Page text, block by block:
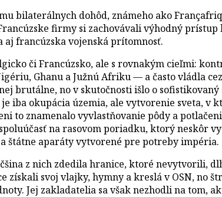
bilaterálnych dohôd, známeho ako
firmy si zachovávali výhodný
francúzska vojenská prítomnosť.
či Francúzsko, ale s rovnakým cieľmi:
Ghanu a Južnú Afriku — a často vládla
brutálne, no v skutočnosti išlo o
iba okupácia územia, ale vytvorenie sveta, v
to znamenalo vyvlastňovanie pôdy a
na rasovom poriadku, ktorý neskôr
štátne aparáty vytvorené pre potreby impéria.
z nich zdedila hranice, ktoré nevytvorili,
svoj vlajky, hymny a kreslá v OSN, no
Jej zakladatelia sa však nezhodli na tom,